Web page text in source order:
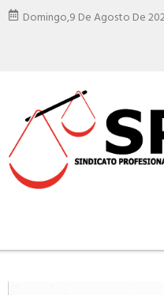
Domingo,9 De Agosto De